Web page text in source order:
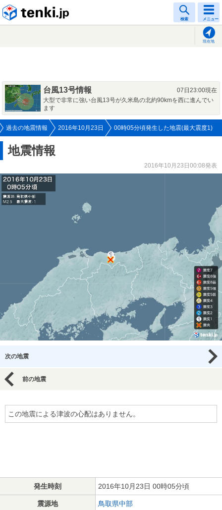
検索 メニュー
現在地
台風13号情報
07日23:00現在
大型で非常に強い台風13号が久米島の北約90kmを西に進んでい
ます
過去の地震情報 2016年10月23日 00時05分頃発生した地震(最大震度1)
地震情報
2016年10月23日00:08発表
次の地震
前の地震
この地震による津波の心配はありません。
発生時刻 2016年10月23日 00時05分頃
震源地 鳥取県中部